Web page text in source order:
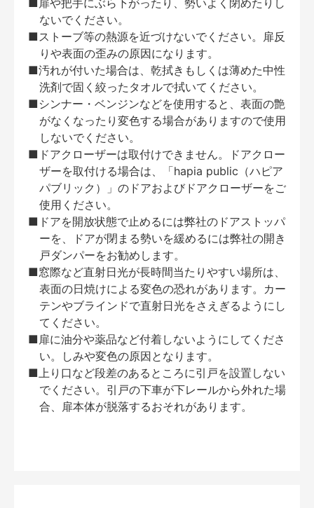
■扉や把手にぶら下がったり、勢いよく閉めたりし
ないでください。
■ストーブ等の熱源を近づけないでください。扉反
りや表面の歪みの原因になります。
■汚れが付いた場合は、乾拭きもしくは薄めた中性
洗剤で固く絞ったタオルで拭いてください。
■シンナー・ベンジンなどを使用すると、表面の艶
がなくなったり変色する場合がありますので使用
しないでください。
■ドアクローザーは取付けできません。ドアクロー
ザーを取付ける場合は、「hapia public（ハピア
パブリック）」のドアおよびドアクローザーをご
使用ください。
■ドアを開放状態で止めるには弊社のドアストッパ
ーを、ドアが閉まる勢いを緩めるには弊社の開き
戸ダンパーをお勧めします。
■窓際など直射日光が長時間当たりやすい場所は、
表面の日焼けによる変色の恐れがあります。カー
テンやブラインドで直射日光をさえぎるようにし
てください。
■扉に油分や薬品など付着しないようにしてくださ
い。しみや変色の原因となります。
■上り口など段差のあるところに引戸を設置しない
でください。引戸の下車が下レールから外れた場
合、扉本体が脱落するおそれがあります。